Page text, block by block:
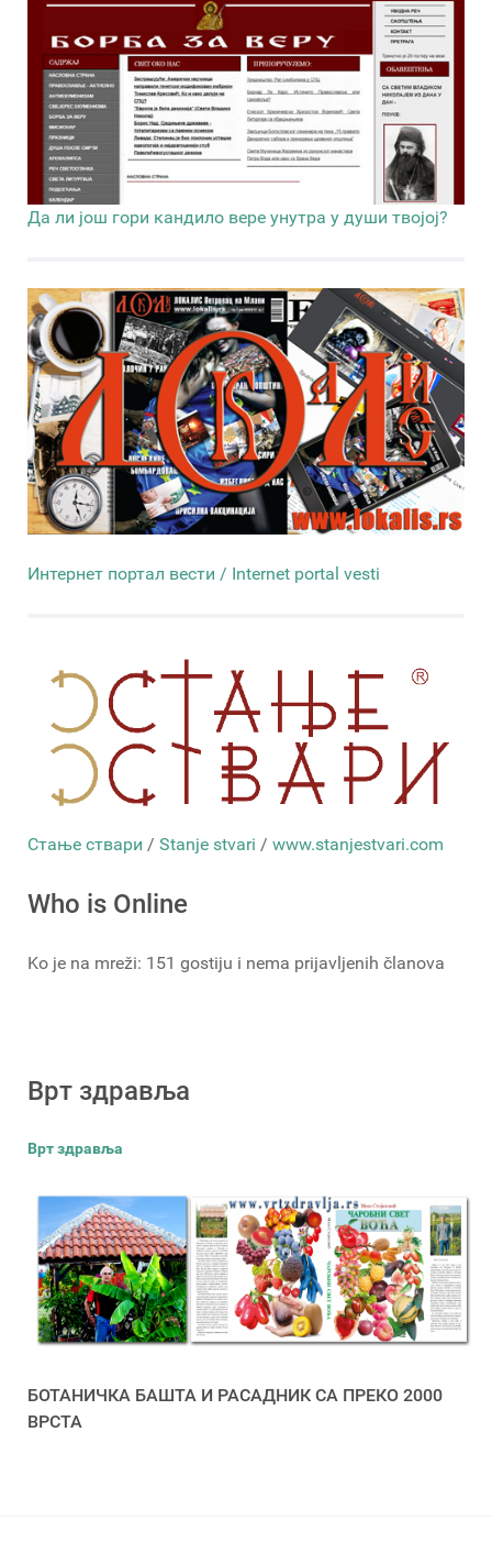
Да ли још гори кандило вере унутра у души твојој?
Интернет портал вести / Internet portal vesti
Стање ствари / Stanje stvari / www.stanjestvari.com
Who is Online
Ko je na mreži: 151 gostiju i nema prijavljenih članova
Врт здравља
Врт здравља
БОТАНИЧКА БАШТА И РАСАДНИК СА ПРЕКО 2000
ВРСТА